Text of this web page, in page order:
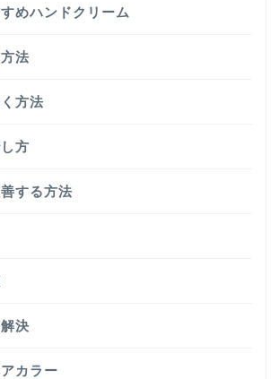
めハンドクリーム
法
方法
方
する方法
決
カラー